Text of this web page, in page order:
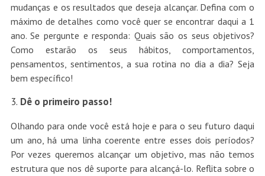
mudanças e os resultados que deseja alcançar. Defina com o
máximo de detalhes como você quer se encontrar daqui a 1
ano. Se pergunte e responda: Quais são os seus objetivos?
Como estarão os seus hábitos, comportamentos,
pensamentos, sentimentos, a sua rotina no dia a dia? Seja
bem específico!
Dê o primeiro passo!
Olhando para onde você está hoje e para o seu futuro daqui
um ano, há uma linha coerente entre esses dois períodos?
Por vezes queremos alcançar um objetivo, mas não temos
estrutura que nos dê suporte para alcançá-lo. Reflita sobre o